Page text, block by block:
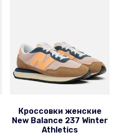
Кроссовки женские
New Balance 237 Winter
Athletics